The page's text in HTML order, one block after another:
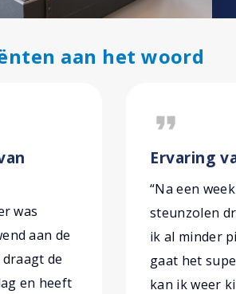
aan het woord
was
aan de
de
en heeft
format_quote
Ervaring
“Na een week
steunzolen
ik al minder
gaat het
kan ik weer